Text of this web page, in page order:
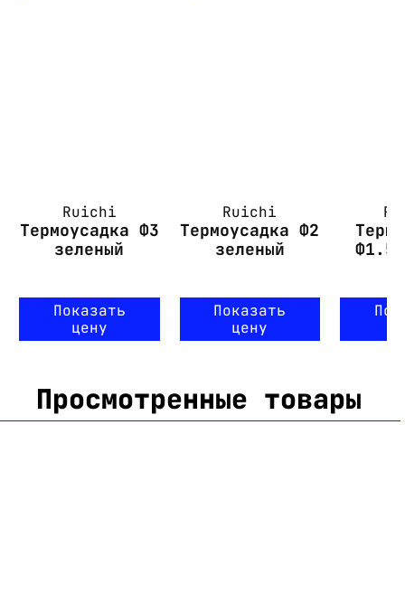
Ruichi
Термоусадка Ф3
зеленый
Показать
цену
Ruichi
Термоусадка Ф2
зеленый
Показать
цену
Ф1.5
Просмотренные товары